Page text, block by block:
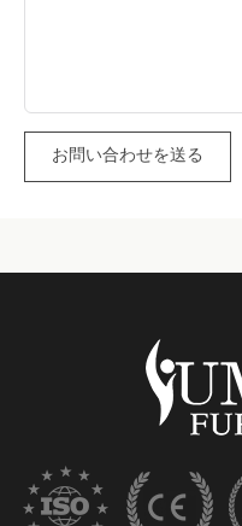
お問い合わせを送る